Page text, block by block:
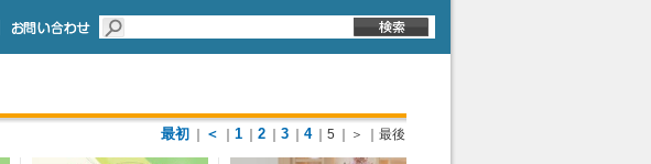
最初
＜ 1 2 3 4 ｜5 ｜＞ ｜最後